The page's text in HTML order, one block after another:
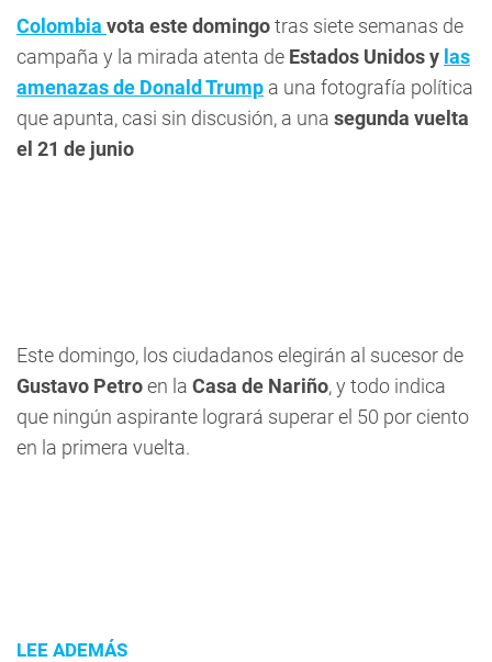
Colombia vota este domingotras siete semanas de
campaña y la mirada atenta de Estados Unidos y las
amenazas de Donald Trump a una fotografía política
que apunta, casi sin discusión, a una segunda vuelta
el 21 de junio
Este domingo, los ciudadanos elegirán al sucesor de
Gustavo Petroen la Casa de Nariño, y todo indica
que ningún aspirante logrará superar el 50 por ciento
en la primera vuelta.
LEE ADEMÁS